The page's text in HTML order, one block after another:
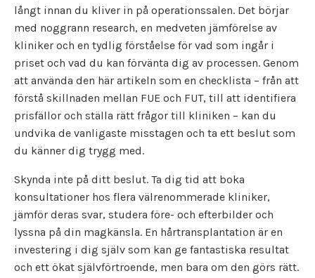
långt innan du kliver in på operationssalen. Det börjar
med noggrann research, en medveten jämförelse av
kliniker och en tydlig förståelse för vad som ingår i
priset och vad du kan förvänta dig av processen. Genom
att använda den här artikeln som en checklista – från att
förstå skillnaden mellan FUE och FUT, till att identifiera
prisfällor och ställa rätt frågor till kliniken – kan du
undvika de vanligaste misstagen och ta ett beslut som
du känner dig trygg med.
Skynda inte på ditt beslut. Ta dig tid att boka
konsultationer hos flera välrenommerade kliniker,
jämför deras svar, studera före- och efterbilder och
lyssna på din magkänsla. En hårtransplantation är en
investering i dig själv som kan ge fantastiska resultat
och ett ökat självförtroende, men bara om den görs rätt.